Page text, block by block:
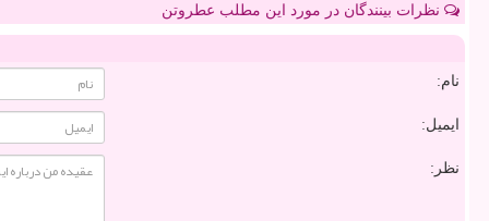
نظرات بینندگان در مورد این مطلب عطروتن
نام:
ایمیل:
نظر: